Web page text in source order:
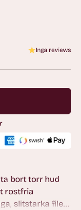
Inga reviews
bort torr hud
rostfria
slitstarka filen